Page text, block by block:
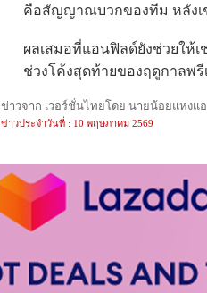
คือสัญญาณบวกของทีม หลังเ
ผลเสมอที่แอนฟิลด์ยังช่วยให้
ช่วงโค้งสุดท้ายของฤดูกาลพรี
ข่าวจาก เวอร์ชั่นไทยโดย นายน้อยแห่งแ
ข่าวประจำวันที่ : 10 พฤษภาคม 2569